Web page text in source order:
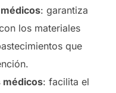
: garantiza
los materiales
que
médicos: facilita el